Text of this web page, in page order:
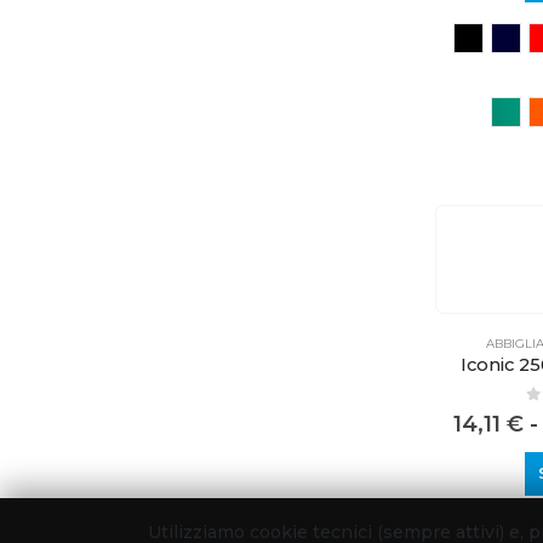
Utilizziamo cookie tecnici (sempre attivi) e,